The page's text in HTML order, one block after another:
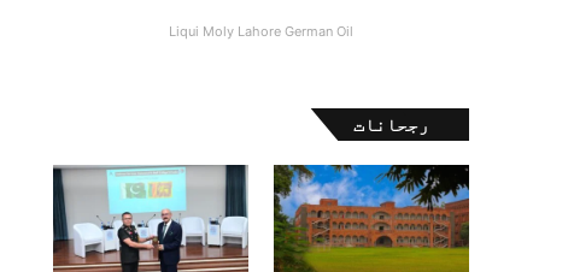
Liqui Moly Lahore German Oil
رجحانات